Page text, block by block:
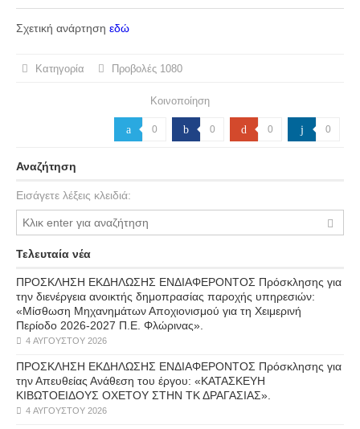
Σχετική ανάρτηση εδώ
Κατηγορία Προβολές 1080
Κοινοποίηση
a 0 b 0 d 0 j 0
Αναζήτηση
Εισάγετε λέξεις κλειδιά:
Τελευταία νέα
ΠΡΟΣΚΛΗΣΗ ΕΚΔΗΛΩΣΗΣ ΕΝΔΙΑΦΕΡΟΝΤΟΣ Πρόσκλησης για
την διενέργεια ανοικτής δημοπρασίας παροχής υπηρεσιών:
«Μίσθωση Μηχανημάτων Αποχιονισμού για τη Χειμερινή
Περίοδο 2026-2027 Π.Ε. Φλώρινας».
4 ΑΥΓΟΎΣΤΟΥ 2026
ΠΡΟΣΚΛΗΣΗ ΕΚΔΗΛΩΣΗΣ ΕΝΔΙΑΦΕΡΟΝΤΟΣ Πρόσκλησης για
την Απευθείας Ανάθεση του έργου: «ΚΑΤΑΣΚΕΥΗ
ΚΙΒΩΤΟΕΙΔΟΥΣ ΟΧΕΤΟΥ ΣΤΗΝ ΤΚ ΔΡΑΓΑΣΙΑΣ».
4 ΑΥΓΟΎΣΤΟΥ 2026